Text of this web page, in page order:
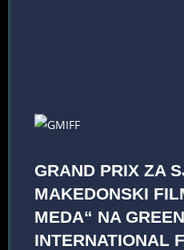
GRAND PRIX ZA
MAKEDONSKI
MEDA“ NA
INTERNATIONAL